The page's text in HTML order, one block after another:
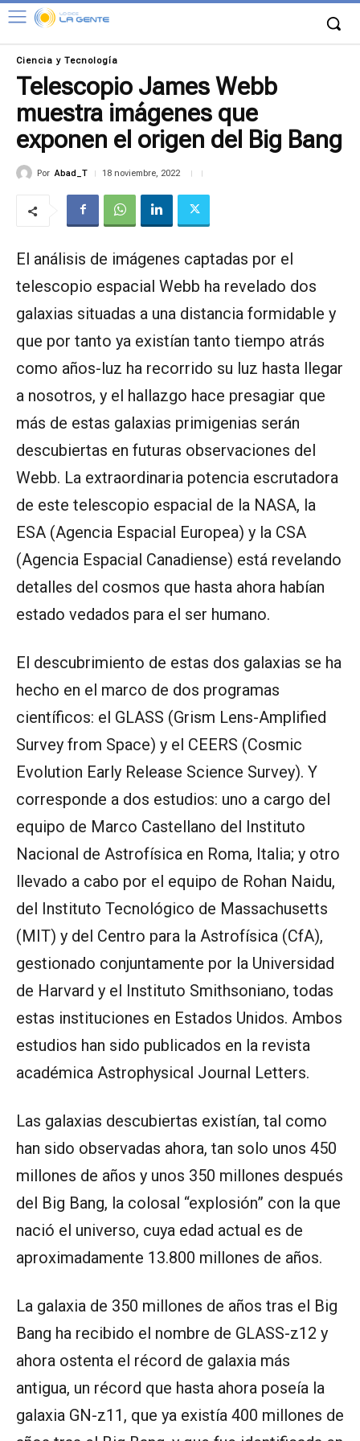
Ciencia y Tecnología
Telescopio James Webb
muestra imágenes que
exponen el origen del Big Bang
Por Abad_T 18 noviembre, 2022
El análisis de imágenes captadas por el
telescopio espacial Webb ha revelado dos
galaxias situadas a una distancia formidable y
que por tanto ya existían tanto tiempo atrás
como años-luz ha recorrido su luz hasta llegar
a nosotros, y el hallazgo hace presagiar que
más de estas galaxias primigenias serán
descubiertas en futuras observaciones del
Webb. La extraordinaria potencia escrutadora
de este telescopio espacial de la NASA, la
ESA (Agencia Espacial Europea) y la CSA
(Agencia Espacial Canadiense) está revelando
detalles del cosmos que hasta ahora habían
estado vedados para el ser humano.
El descubrimiento de estas dos galaxias se ha
hecho en el marco de dos programas
científicos: el GLASS (Grism Lens-Amplified
Survey from Space) y el CEERS (Cosmic
Evolution Early Release Science Survey). Y
corresponde a dos estudios: uno a cargo del
equipo de Marco Castellano del Instituto
Nacional de Astrofísica en Roma, Italia; y otro
llevado a cabo por el equipo de Rohan Naidu,
del Instituto Tecnológico de Massachusetts
(MIT) y del Centro para la Astrofísica (CfA),
gestionado conjuntamente por la Universidad
de Harvard y el Instituto Smithsoniano, todas
estas instituciones en Estados Unidos. Ambos
estudios han sido publicados en la revista
académica Astrophysical Journal Letters.
Las galaxias descubiertas existían, tal como
han sido observadas ahora, tan solo unos 450
millones de años y unos 350 millones después
del Big Bang, la colosal “explosión” con la que
nació el universo, cuya edad actual es de
aproximadamente 13.800 millones de años.
La galaxia de 350 millones de años tras el Big
Bang ha recibido el nombre de GLASS-z12 y
ahora ostenta el récord de galaxia más
antigua, un récord que hasta ahora poseía la
galaxia GN-z11, que ya existía 400 millones de